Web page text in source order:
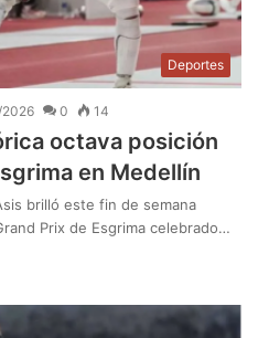
Deportes
0 14
octava posición
en Medellín
brilló este fin de semana
Prix de Esgrima celebrado…